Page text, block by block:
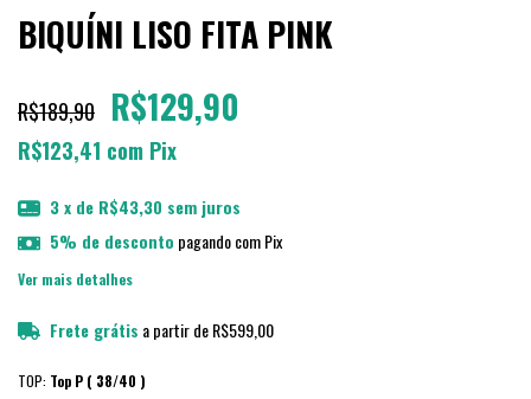
BIQUÍNI LISO FITA PINK
R$189,90 R$129,90
R$123,41 com Pix
3 x de R$43,30 sem juros
5% de desconto pagando com Pix
Ver mais detalhes
Frete grátis a partir deR$599,00
TOP: Top P ( 38/40 )